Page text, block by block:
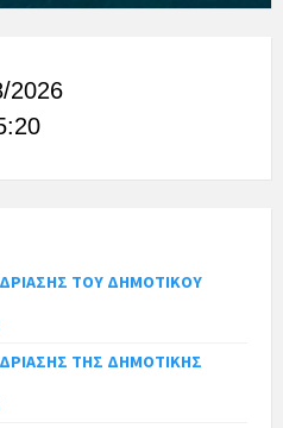
2026
ΤΟΥ ΔΗΜΟΤΙΚΟΥ
ΤΗΣ ΔΗΜΟΤΙΚΗΣ